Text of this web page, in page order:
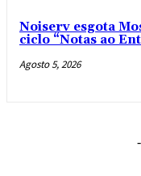
Noiserv esgota
ciclo “Notas ao
Agosto 5, 2026